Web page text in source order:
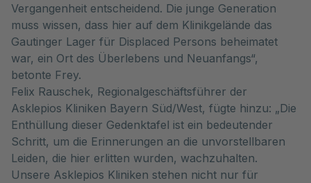
Vergangenheit entscheidend. Die junge Generation
muss wissen, dass hier auf dem Klinikgelände das
Gautinger Lager für Displaced Persons beheimatet
war, ein Ort des Überlebens und Neuanfangs“,
betonte Frey.
Felix Rauschek, Regionalgeschäftsführer der
Asklepios Kliniken Bayern Süd/West, fügte hinzu: „Die
Enthüllung dieser Gedenktafel ist ein bedeutender
Schritt, um die Erinnerungen an die unvorstellbaren
Leiden, die hier erlitten wurden, wachzuhalten.
Unsere Asklepios Kliniken stehen nicht nur für